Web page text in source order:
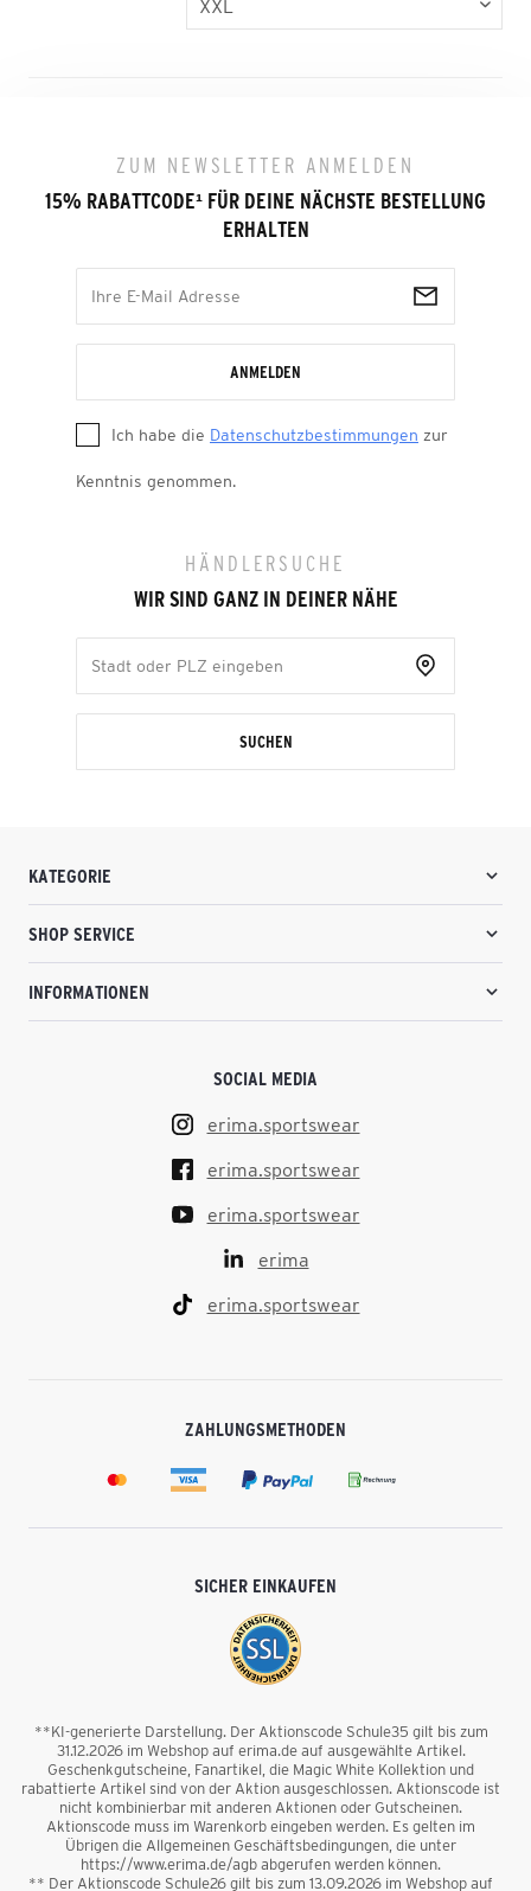
ZUM NEWSLETTER ANMELDEN
15% RABATTCODE¹ FÜR DEINE NÄCHSTE BESTELLUNG
ERHALTEN
ANMELDEN
Ich habe die Datenschutzbestimmungen zur
Kenntnis genommen.
HÄNDLERSUCHE
WIR SIND GANZ IN DEINER NÄHE
SUCHEN
KATEGORIE
SHOP SERVICE
INFORMATIONEN
SOCIAL MEDIA
erima.sportswear
erima.sportswear
erima.sportswear
erima
erima.sportswear
ZAHLUNGSMETHODEN
SICHER EINKAUFEN
**KI-generierte Darstellung. Der Aktionscode Schule35 gilt bis zum
31.12.2026 im Webshop auf erima.de auf ausgewählte Artikel.
Geschenkgutscheine, Fanartikel, die Magic White Kollektion und
rabattierte Artikel sind von der Aktion ausgeschlossen. Aktionscode ist
nicht kombinierbar mit anderen Aktionen oder Gutscheinen.
Aktionscode muss im Warenkorb eingeben werden. Es gelten im
Übrigen die Allgemeinen Geschäftsbedingungen, die unter
https://www.erima.de/agb abgerufen werden können.
** Der Aktionscode Schule26 gilt bis zum 13.09.2026 im Webshop auf